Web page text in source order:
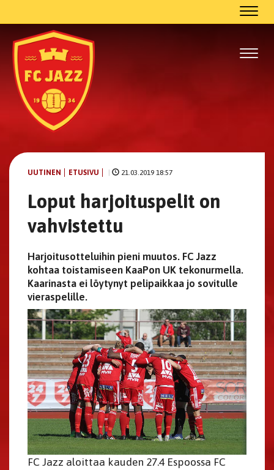
UUTINEN ETUSIVU 21.03.2019 18:57
Loput harjoituspelit on
vahvistettu
Harjoitusotteluihin pieni muutos. FC Jazz
kohtaa toistamiseen KaaPon UK tekonurmella.
Kaarinasta ei löytynyt pelipaikkaa jo sovitulle
vieraspelille.
FC Jazz aloittaa kauden 27.4 Espoossa FC